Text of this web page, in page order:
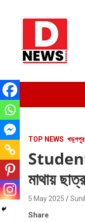
Dnews
TOP NEWS খড়্গপুর
Student
মাথায়
5 May 2025
Share